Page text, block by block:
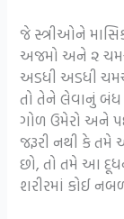
જે સ્ત્રીઓને
અજમો અને ૨
અડધી અડધી
તો તેને લેવાનું બંધ
ગોળ ઉમેરો અને
જરૂરી નથી કે તમે
છો, તો તમે આ
શરીરમાં કોઈ